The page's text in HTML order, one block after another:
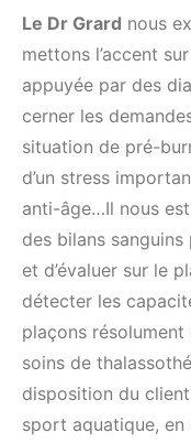
Le Dr Grard nous
mettons l’accent
appuyée par des
cerner les
situation de pré-
d’un stress
anti-âge…Il nous
des bilans
et d’évaluer sur le
détecter les
plaçons
soins de
disposition du
sport aquatique, en